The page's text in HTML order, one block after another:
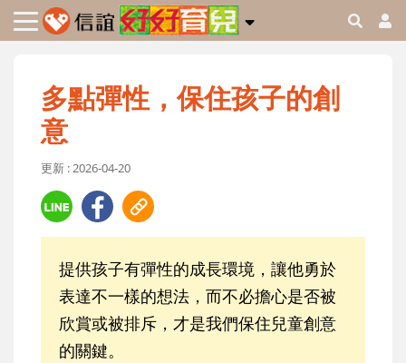
多點彈性，保住孩子的創
意
更新 : 2026-04-20
提供孩子有彈性的成長環境，讓他勇於
表達不一樣的想法，而不必擔心是否被
欣賞或被排斥，才是我們保住兒童創意
的關鍵。